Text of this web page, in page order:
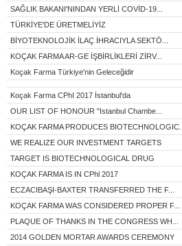
SAĞLIK BAKANI'NINDAN YERLİ COVİD-19...
TÜRKİYE'DE ÜRETMELİYİZ
BİYOTEKNOLOJİK İLAÇ İHRACIYLA SEKTÖ...
KOÇAK FARMA AR-GE İŞBİRLİKLERİ ZİRV...
Koçak Farma Türkiye'nin Geleceğidir
Koçak Farma CPhI 2017 İstanbul'da
OUR LIST OF HONOUR "Istanbul Chambe...
KOÇAK FARMA PRODUCES BIOTECHNOLOGIC...
WE REALIZE OUR INVESTMENT TARGETS
TARGET IS BIOTECHNOLOGICAL DRUG
KOÇAK FARMA IS IN CPhl 2017
ECZACIBAŞI-BAXTER TRANSFERRED THE F...
KOÇAK FARMA WAS CONSIDERED PROPER F...
PLAQUE OF THANKS IN THE CONGRESS WH...
2014 GOLDEN MORTAR AWARDS CEREMONY